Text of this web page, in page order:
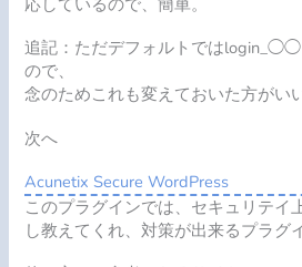
応しているので、簡単。
追記：ただデフォルトでは
ので、
念のためこれも変えておいた方がい
次へ
Acunetix Secure WordPress
このプラグインでは、セキュリテイ
し教えてくれ、対策が出来るプラグ